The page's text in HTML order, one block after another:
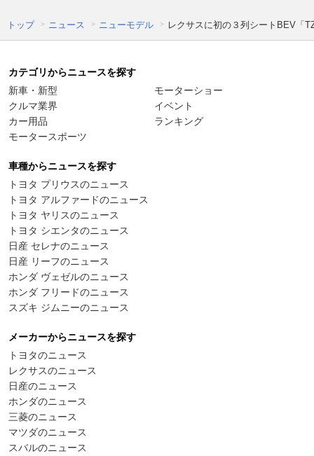
トップ ニュース ニューモデル レクサスに初の３列シートBEV「
カテゴリからニュースを探す
新車・新型
クルマ業界
カー用品
モータースポーツ
モーターショー
イベント
ランキング
車種からニュースを探す
トヨタ プリウスのニュース
トヨタ アルファードのニュース
トヨタ ヤリスのニュース
トヨタ シエンタのニュース
日産 セレナのニュース
日産 リーフのニュース
ホンダ ヴェゼルのニュース
ホンダ フリードのニュース
スズキ ジムニーのニュース
メーカーからニュースを探す
トヨタのニュース
レクサスのニュース
日産のニュース
ホンダのニュース
三菱のニュース
マツダのニュース
スバルのニュース